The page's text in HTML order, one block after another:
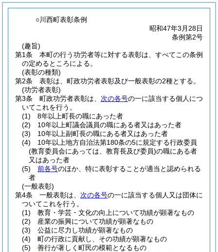
○川西町表彰条例
昭和47年3月28日
条例第2号
(趣旨)
第1条
本町の行う功労者等に対する表彰は、すべてこの条例
の定めるところによる。
(表彰の種類)
第2条
表彰は、町政功労者表彰及び一般表彰の2種とする。
(功労者表彰)
第3条
町政功労者表彰は、 次の各号の一に該当する個人につ
いてこれを行う。
(1)
8年以上町長の職にあった者
(2)
10年以上町議会議員の職にある者又はあった者
(3)
10年以上副町長の職にある者又はあった者
(4)
10年以上地方自治法第180条の5に規定する行政委員
(教育委員会にあっては、教育長及び委員)の職にある者
又はあった者
(5)
前各号のほか、特に表彰することが適当と認められる
者
(一般表彰)
第4条
一般表彰は、 次の各号の一に該当する個人又は団体に
ついてこれを行う。
(1)
教育・学芸・文化の向上について功績が顕著なもの
(2)
産業の振興について功績が顕著なもの
(3)
公益に尽力し功績が顕著なもの
(4)
町の行政に貢献し、その功績が顕著なもの
(5)
善行が著しく町民の模範となるもの